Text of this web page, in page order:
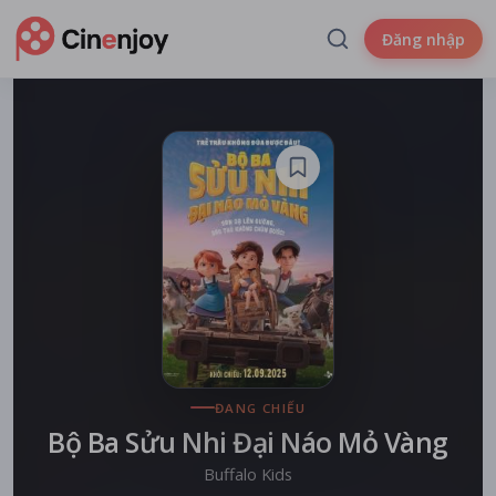
Đăng nhập
ĐANG CHIẾU
Bộ Ba Sửu Nhi Đại Náo Mỏ Vàng
Buffalo Kids